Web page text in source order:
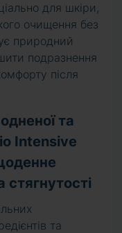
для шкіри,
очищення без
природний
подразнення
після
та
Intensive
та